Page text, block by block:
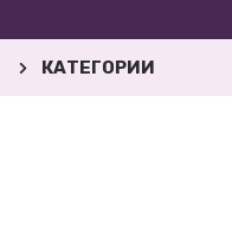
КАТЕГОРИИ